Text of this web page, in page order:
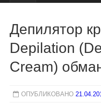
Депилятор
Depilation
Cream)
ОПУБЛИКОВАНО